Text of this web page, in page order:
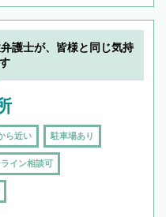
護士が、皆様と同じ気持
ら近い 駐車場あり
イン相談可